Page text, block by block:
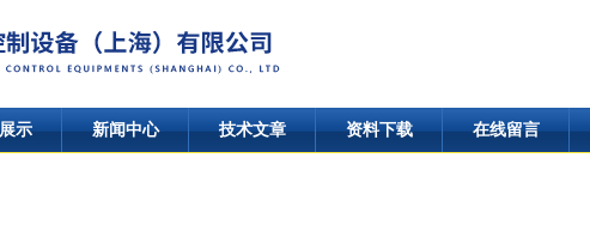
示 新闻中心 技术文章 资料下载 在线留言